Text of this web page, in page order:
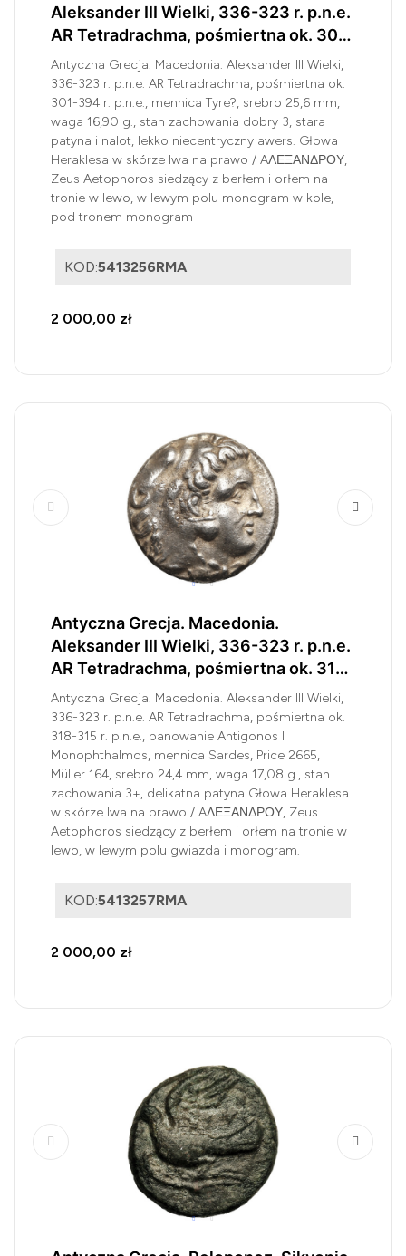
Aleksander III Wielki, 336-323 r. p.n.e.
AR Tetradrachma, pośmiertna ok. 301-
394 r. p.n.e. mennica Tyre?
Antyczna Grecja. Macedonia. Aleksander III Wielki,
336-323 r. p.n.e. AR Tetradrachma, pośmiertna ok.
301-394 r. p.n.e., mennica Tyre?, srebro 25,6 mm,
waga 16,90 g., stan zachowania dobry 3, stara
patyna i nalot, lekko niecentryczny awers. Głowa
Heraklesa w skórze lwa na prawo / AΛΕΞΑΝΔΡΟΥ,
Zeus Aetophoros siedzący z berłem i orłem na
tronie w lewo, w lewym polu monogram w kole,
pod tronem monogram
KOD:5413256RMA
2 000,00 zł
Antyczna Grecja. Macedonia.
Aleksander III Wielki, 336-323 r. p.n.e.
AR Tetradrachma, pośmiertna ok. 318-
315 r. p.n.e., panowanie Antigonos I...
Antyczna Grecja. Macedonia. Aleksander III Wielki,
336-323 r. p.n.e. AR Tetradrachma, pośmiertna ok.
318-315 r. p.n.e., panowanie Antigonos I
Monophthalmos, mennica Sardes, Price 2665,
Müller 164, srebro 24,4 mm, waga 17,08 g., stan
zachowania 3+, delikatna patyna Głowa Heraklesa
w skórze lwa na prawo / AΛΕΞΑΝΔΡΟΥ, Zeus
Aetophoros siedzący z berłem i orłem na tronie w
lewo, w lewym polu gwiazda i monogram.
KOD:5413257RMA
2 000,00 zł